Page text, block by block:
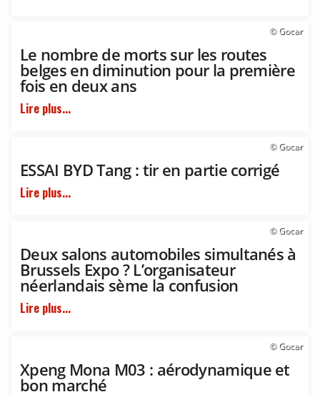
© Gocar
Le nombre de morts sur les routes
belges en diminution pour la première
fois en deux ans
Lire plus...
© Gocar
ESSAI BYD Tang : tir en partie corrigé
Lire plus...
© Gocar
Deux salons automobiles simultanés à
Brussels Expo ? L’organisateur
néerlandais sème la confusion
Lire plus...
© Gocar
Xpeng Mona M03 : aérodynamique et
bon marché